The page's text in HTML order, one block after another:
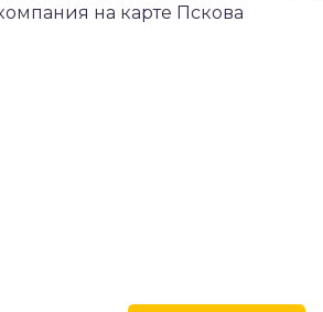
на карте Пскова